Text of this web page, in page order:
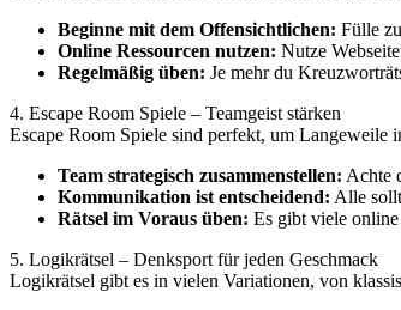
Beginne mit dem Offensichtlichen: Fülle
Online Ressourcen nutzen: Nutze
Regelmäßig üben: Je mehr du
4. Escape Room Spiele – Teamgeist stärken
Escape Room Spiele sind perfekt, um Langeweile
Team strategisch zusammenstellen: Achte
Kommunikation ist entscheidend: Alle
Rätsel im Voraus üben: Es gibt viele
5. Logikrätsel – Denksport für jeden Geschmack
Logikrätsel gibt es in vielen Variationen, von